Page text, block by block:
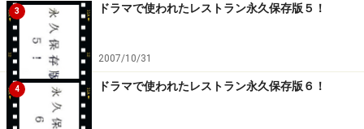
3 ドラマで使われたレストラン永久保存版５！
2007/10/31
4 ドラマで使われたレストラン永久保存版６！